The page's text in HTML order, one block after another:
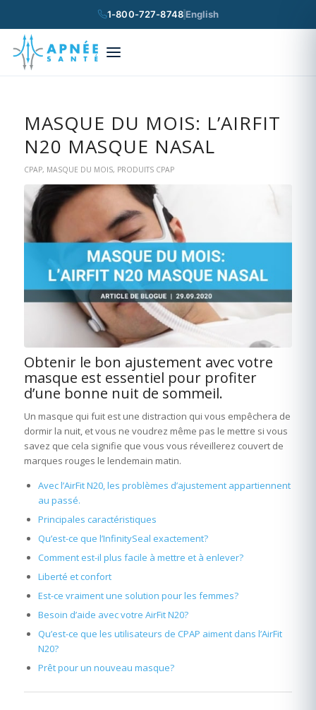
1-800-727-8748English
MASQUE DU MOIS: L’AIRFIT
N20 MASQUE NASAL
CPAP, MASQUE DU MOIS, PRODUITS CPAP
Obtenir le bon ajustement avec votre
masque est essentiel pour profiter
d’une bonne nuit de sommeil.
Un masque qui fuit est une distraction qui vous empêchera de
dormir la nuit, et vous ne voudrez même pas le mettre si vous
savez que cela signifie que vous vous réveillerez couvert de
marques rouges le lendemain matin.
Avec l’AirFit N20, les problèmes d’ajustement appartiennent
au passé.
Principales caractéristiques
Qu’est-ce que l’InfinitySeal exactement?
Comment est-il plus facile à mettre et à enlever?
Liberté et confort
Est-ce vraiment une solution pour les femmes?
Besoin d’aide avec votre AirFit N20?
Qu’est-ce que les utilisateurs de CPAP aiment dans l’AirFit
N20?
Prêt pour un nouveau masque?